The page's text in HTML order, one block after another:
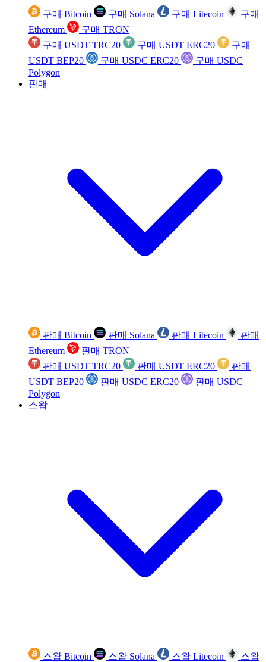
구매 Bitcoin 구매 Solana 구매 Litecoin
구매
Ethereum
구매 TRON
구매 USDT TRC20
구매 USDT ERC20
구매
USDT BEP20
구매 USDC ERC20
구매 USDC
Polygon
판매
판매 Bitcoin 판매 Solana 판매 Litecoin
판매
Ethereum
판매 TRON
판매 USDT TRC20
판매 USDT ERC20
판매
USDT BEP20
판매 USDC ERC20
판매 USDC
Polygon
스왑
스왑 Bitcoin 스왑 Solana 스왑 Litecoin
스왑